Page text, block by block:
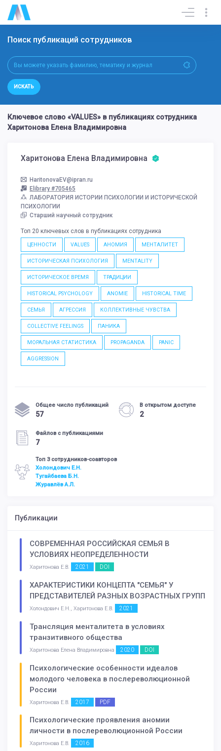
Поиск публикаций сотрудников
ИСКАТЬ
Ключевое слово «VALUES» в публикациях сотрудника
Харитонова Елена Владимировна
Харитонова Елена Владимировна
HaritonovaEV@ipran.ru
Elibrary #705465
ЛАБОРАТОРИЯ ИСТОРИИ ПСИХОЛОГИИ И ИСТОРИЧЕСКОЙ
ПСИХОЛОГИИ
Старший научный сотрудник
Топ 20 ключевых слов в публикациях сотрудника
ЦЕННОСТИ VALUES АНОМИЯ МЕНТАЛИТЕТ
ИСТОРИЧЕСКАЯ ПСИХОЛОГИЯ MENTALITY
ИСТОРИЧЕСКОЕ ВРЕМЯ ТРАДИЦИИ
HISTORICAL PSYCHOLOGY ANOMIE HISTORICAL TIME
СЕМЬЯ АГРЕССИЯ КОЛЛЕКТИВНЫЕ ЧУВСТВА
COLLECTIVE FEELINGS ПАНИКА
МОРАЛЬНАЯ СТАТИСТИКА PROPAGANDA PANIC
AGGRESSION
Общее число публикаций
57
В открытом доступе
2
Файлов с публикациями
7
Топ 3 сотрудников-соавторов
Холондович Е.Н.
Тугайбаева Б.Н.
Журавлёв А.Л.
Публикации
СОВРЕМЕННАЯ РОССИЙСКАЯ СЕМЬЯ В
УСЛОВИЯХ НЕОПРЕДЕЛЕННОСТИ
Харитонова Е.В. 2021 DOI
ХАРАКТЕРИСТИКИ КОНЦЕПТА "СЕМЬЯ" У
ПРЕДСТАВИТЕЛЕЙ РАЗНЫХ ВОЗРАСТНЫХ ГРУПП
Холондович Е.Н., Харитонова Е.В. 2021
Трансляция менталитета в условиях
транзитивного общества
Харитонова Елена Владимировна 2020 DOI
Психологические особенности идеалов
молодого человека в послереволюционной
России
Харитонова Е.В. 2017 PDF
Психологические проявления аномии
личности в послереволюционной России
Харитонова Е.В. 2016